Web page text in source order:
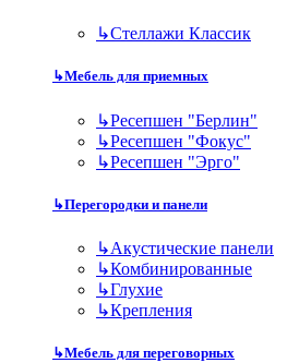
↳Стеллажи Классик
↳Мебель для приемных
↳Ресепшен "Берлин"
↳Ресепшен "Фокус"
↳Ресепшен "Эрго"
↳Перегородки и панели
↳Акустические панели
↳Комбинированные
↳Глухие
↳Крепления
↳Мебель для переговорных